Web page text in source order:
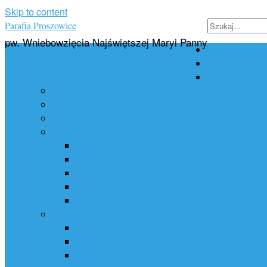
Skip to content
Parafia Proszowice
pw. Wniebowzięcia Najświętszej Maryi Panny